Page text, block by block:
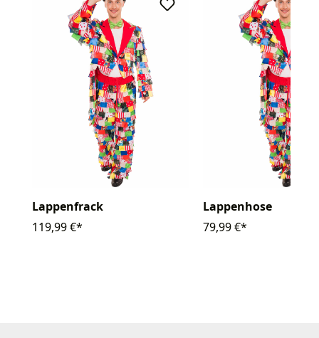
Lappenfrack
119,99 €*
Lappenhose
79,99 €*